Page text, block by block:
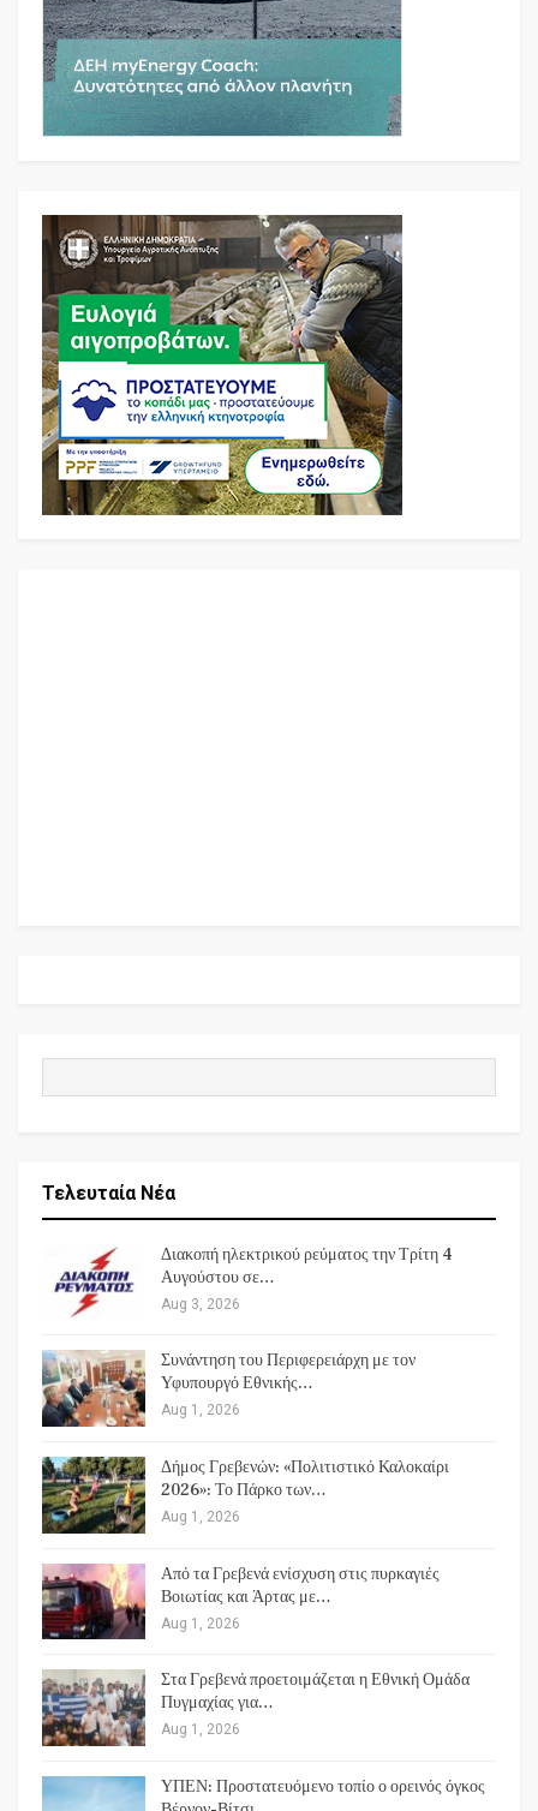
Τελευταία Νέα
Διακοπή ηλεκτρικού ρεύματος την Τρίτη 4
Αυγούστου σε…
Aug 3, 2026
Συνάντηση του Περιφερειάρχη με τον
Υφυπουργό Εθνικής…
Aug 1, 2026
Δήμος Γρεβενών: «Πολιτιστικό Καλοκαίρι
2026»: Το Πάρκο των…
Aug 1, 2026
Από τα Γρεβενά ενίσχυση στις πυρκαγιές
Βοιωτίας και Άρτας με…
Aug 1, 2026
Στα Γρεβενά προετοιμάζεται η Εθνική Ομάδα
Πυγμαχίας για…
Aug 1, 2026
ΥΠΕΝ: Προστατευόμενο τοπίο ο ορεινός όγκος